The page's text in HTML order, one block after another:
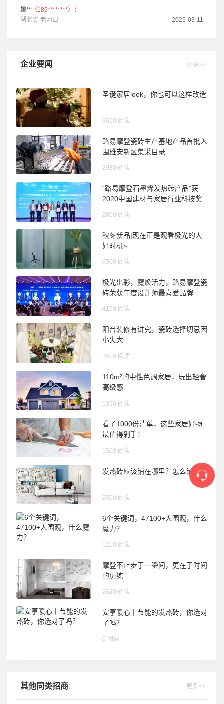
姚**（189********）
：
湖北省-老河口
2025-03-11
企业要闻 更多>>
圣诞家居look，你也可以这样改造
3650 阅读
路易摩登瓷砖生产基地产品首批入
围雄安新区集采目录
2980 阅读
“路易摩登石墨烯发热砖产品”获
2020中国建材与家居行业科技奖
2800 阅读
秋冬新品|现在正是观看极光的大
好时机~
6500 阅读
极光出彩，魔焕活力，路易摩登瓷
砖荣获年度设计师最喜爱品牌
4100 阅读
阳台装修有讲究，瓷砖选择切忌因
小失大
3500 阅读
110m²的中性色调家居，玩出轻奢
高级感
1350 阅读
看了1000份清单，这些家居好物
最值得剁手！
1500 阅读
发热砖应该铺在哪里？怎么铺？
2500 阅读
6个关键词，47100+人围观，什么
魔力？
1210 阅读
摩登不止步于一瞬间，更在于时间
的历练
2620 阅读
安享暖心丨节能的发热砖，你选对
了吗？
0 阅读
其他同类招商 更多>>